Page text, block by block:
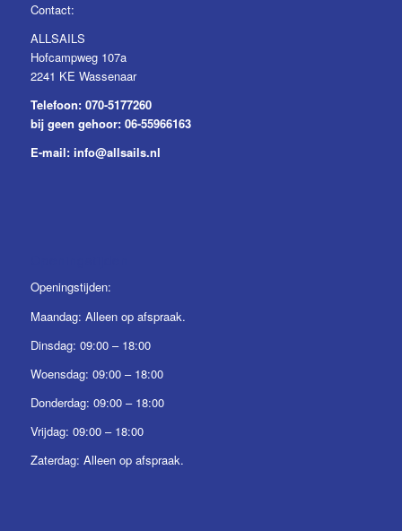
Contact:
ALLSAILS
Hofcampweg 107a
2241 KE Wassenaar
Telefoon: 070-5177260
bij geen gehoor: 06-55966163
E-mail: info@allsails.nl
Openingstijden:
Maandag: Alleen op afspraak.
Dinsdag: 09:00 – 18:00
Woensdag: 09:00 – 18:00
Donderdag: 09:00 – 18:00
Vrijdag: 09:00 – 18:00
Zaterdag: Alleen op afspraak.